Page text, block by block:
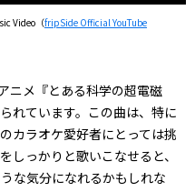
Video（fripSide Official YouTube
メ『とある科学の超電磁
れています。この曲は、特に
カラオケ愛好者にとっては挑
しっかりと歌いこなせると、
な気分になれるかもしれな